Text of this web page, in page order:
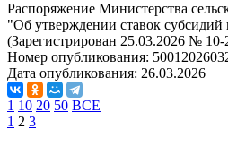
Распоряжение Министерства
"Об утверждении ставок субсидий
(Зарегистрирован 25.03.2026 № 10-
Номер опубликования:
Дата опубликования: 26.03.2026
1 10 20 50 ВСЕ
1 2 3